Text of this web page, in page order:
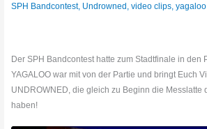
SPH Bandcontest, Undrowned,video clips,yagaloo
Der SPH Bandcontest hatte zum Stadtfinale in den
YAGALOO war mit von der Partie und bringt Euch
UNDROWNED, die gleich zu Beginn die Messlatte
haben!